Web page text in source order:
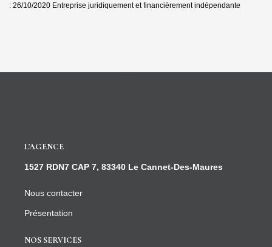
: 26/10/2020 Entreprise juridiquement et financièrement indépendante
L'AGENCE
1527 RDN7 CAP 7, 83340 Le Cannet-Des-Maures
Nous contacter
Présentation
NOS SERVICES